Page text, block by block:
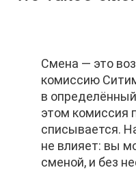
Смена — это
комиссию
в
этом комиссия
списывается.
не влияет: вы
сменой, и без
Смена — это
комиссию
в
этом комиссия
списывается.
не влияет: вы
сменой, и без
Смена — это
комиссию
в
этом комиссия
списывается.
не влияет: вы
сменой, и без